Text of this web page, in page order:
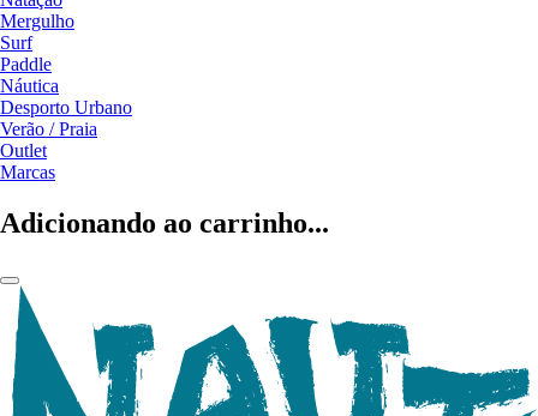
Mergulho
Surf
Paddle
Náutica
Desporto Urbano
Verão / Praia
Outlet
Marcas
Adicionando ao carrinho...